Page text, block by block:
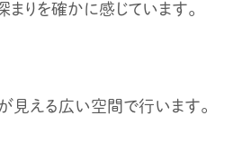
まりを確かに感じています。
見える広い空間で行います。